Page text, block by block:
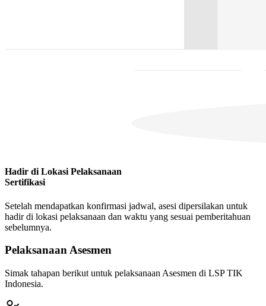
Hadir di Lokasi Pelaksanaan
Sertifikasi
Setelah mendapatkan konfirmasi jadwal, asesi dipersilakan untuk
hadir di lokasi pelaksanaan dan waktu yang sesuai pemberitahuan
sebelumnya.
Pelaksanaan Asesmen
Simak tahapan berikut untuk pelaksanaan Asesmen di LSP TIK
Indonesia.